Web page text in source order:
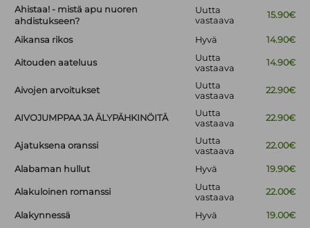
Ahistaa! - mistä apu nuoren
ahdistukseen?
Uutta
vastaava
15.90€
Aikansa rikos Hyvä 14.90€
Aitouden aateluus
Uutta
vastaava
14.90€
Aivojen arvoitukset
Uutta
vastaava
22.90€
AIVOJUMPPAA JA ÄLYPÄHKINÖITÄ
Uutta
vastaava
22.90€
Ajatuksena oranssi
Uutta
vastaava
22.00€
Alabaman hullut Hyvä 19.90€
Alakuloinen romanssi
Uutta
vastaava
22.00€
Alakynnessä Hyvä
19.00€